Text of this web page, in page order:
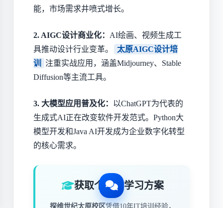
能，市场需求井喷式增长。
2. AIGC设计商业化： AI绘画、视频生成工
具推动设计行业变革。
太原AIGC设计培
训
注重实战应用，涵盖Midjourney、Stable
Diffusion等主流工具。
3. 大模型应用普及化： 以ChatGPT为代表的
生成式AI正在改变软件开发范式。Python大
模型开发和Java AI开发成为企业数字化转型
的核心需求。
获取个性化学习方案
探维世纪太原校区凭借10年IT培训经验，